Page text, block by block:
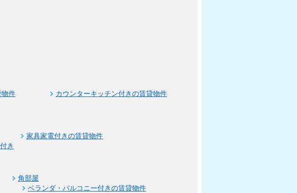
物件
カウンターキッチン付きの賃貸物件
家具家電付きの賃貸物件
き
角部屋
ベランダ・バルコニー付きの賃貸物件